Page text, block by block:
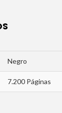
Negro
7.200 Páginas